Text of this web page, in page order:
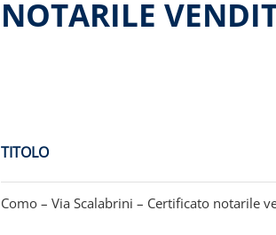
NOTARILE
TITOLO
Como – Via Scalabrini – Certificato notarile